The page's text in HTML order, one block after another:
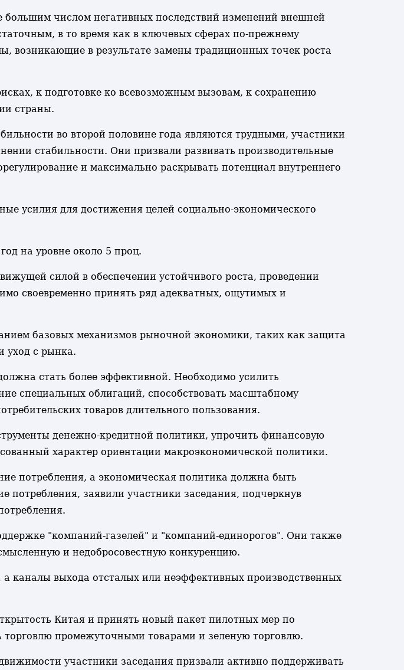
большим числом негативных последствий изменений внешней
в то время как в ключевых сферах по-прежнему
возникающие в результате замены традиционных точек роста
к подготовке ко всевозможным вызовам, к сохранению
страны.
во второй половине года являются трудными, участники
стабильности. Они призвали развивать производительные
и максимально раскрывать потенциал внутреннего
усилия для достижения целей социально-экономического
на уровне около 5 проц.
силой в обеспечении устойчивого роста, проведении
своевременно принять ряд адекватных, ощутимых и
базовых механизмов рыночной экономики, таких как защита
уход с рынка.
стать более эффективной. Необходимо усилить
специальных облигаций, способствовать масштабному
товаров длительного пользования.
денежно-кредитной политики, упрочить финансовую
характер ориентации макроэкономической политики.
потребления, а экономическая политика должна быть
заявили участники заседания, подчеркнув
"компаний-газелей" и "компаний-единорогов". Они также
и недобросовестную конкуренцию.
каналы выхода отсталых или неэффективных производственных
Китая и принять новый пакет пилотных мер по
промежуточными товарами и зеленую торговлю.
участники заседания призвали активно поддерживать